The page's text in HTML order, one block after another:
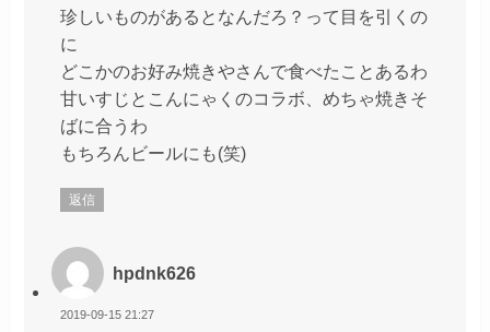
珍しいものがあるとなんだろ？って目を引くの
に
どこかのお好み焼きやさんで食べたことあるわ
甘いすじとこんにゃくのコラボ、めちゃ焼きそ
ばに合うわ
もちろんビールにも(笑)
返信
hpdnk626
2019-09-15 21:27